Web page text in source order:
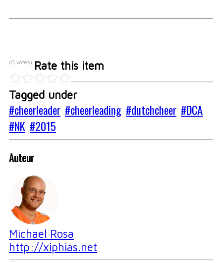
Rate this item
(0 votes)
Tagged under
cheerleader cheerleading dutchcheer
DCA
NK
2015
Auteur
Michael Rosa
http://xiphias.net